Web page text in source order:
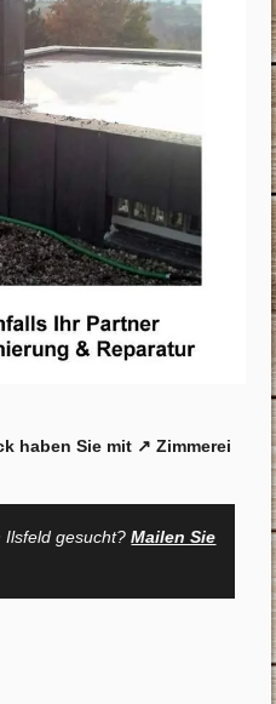
haben Sie mit ↗️ Zimmerei
Ilsfeld gesucht?Mailen Sie